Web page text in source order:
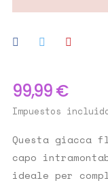
99,99 €
Impuestos
Questa giacca
capo
ideale per